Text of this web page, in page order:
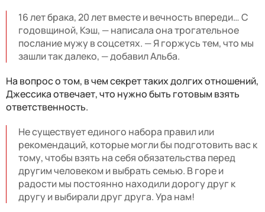
16 лет брака, 20 лет вместе и вечность впереди… С
годовщиной, Кэш, — написала она трогательное
послание мужу в соцсетях. — Я горжусь тем, что мы
зашли так далеко, — добавил Альба.
На вопрос о том, в чем секрет таких долгих отношений,
Джессика отвечает, что нужно быть готовым взять
ответственность.
Не существует единого набора правил или
рекомендаций, которые могли бы подготовить вас к
тому, чтобы взять на себя обязательства перед
другим человеком и выбрать семью. В горе и
радости мы постоянно находили дорогу друг к
другу и выбирали друг друга. Ура нам!